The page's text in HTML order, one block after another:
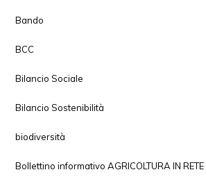
Bando
BCC
Bilancio Sociale
Bilancio Sostenibilità
biodiversità
Bollettino informativo AGRICOLTURA IN RETE